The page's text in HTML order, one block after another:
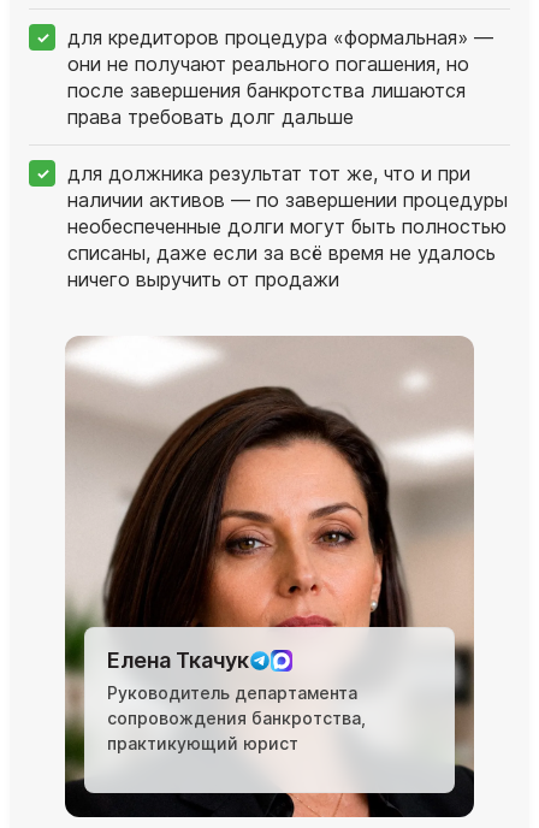
для кредиторов процедура «формальная» —
они не получают реального погашения, но
после завершения банкротства лишаются
права требовать долг дальше
для должника результат тот же, что и при
наличии активов — по завершении процедуры
необеспеченные долги могут быть полностью
списаны, даже если за всё время не удалось
ничего выручить от продажи
Елена Ткачук
Руководитель департамента
сопровождения банкротства,
практикующий юрист